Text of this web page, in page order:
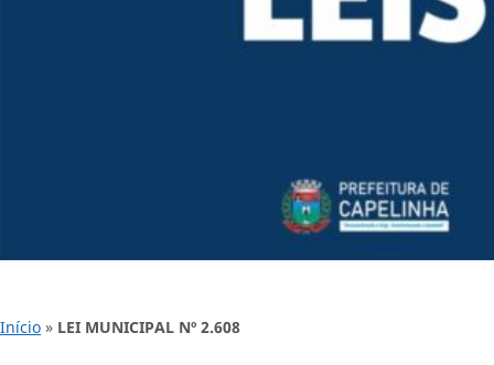
Início » LEI MUNICIPAL Nº 2.608